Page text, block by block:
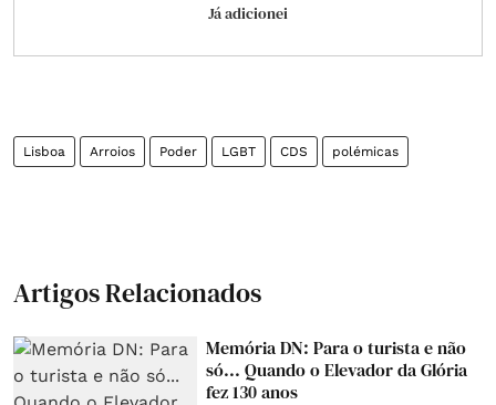
Já adicionei
Lisboa Arroios Poder LGBT CDS polémicas
Artigos Relacionados
Memória DN: Para o turista e não
só... Quando o Elevador da Glória
fez 130 anos